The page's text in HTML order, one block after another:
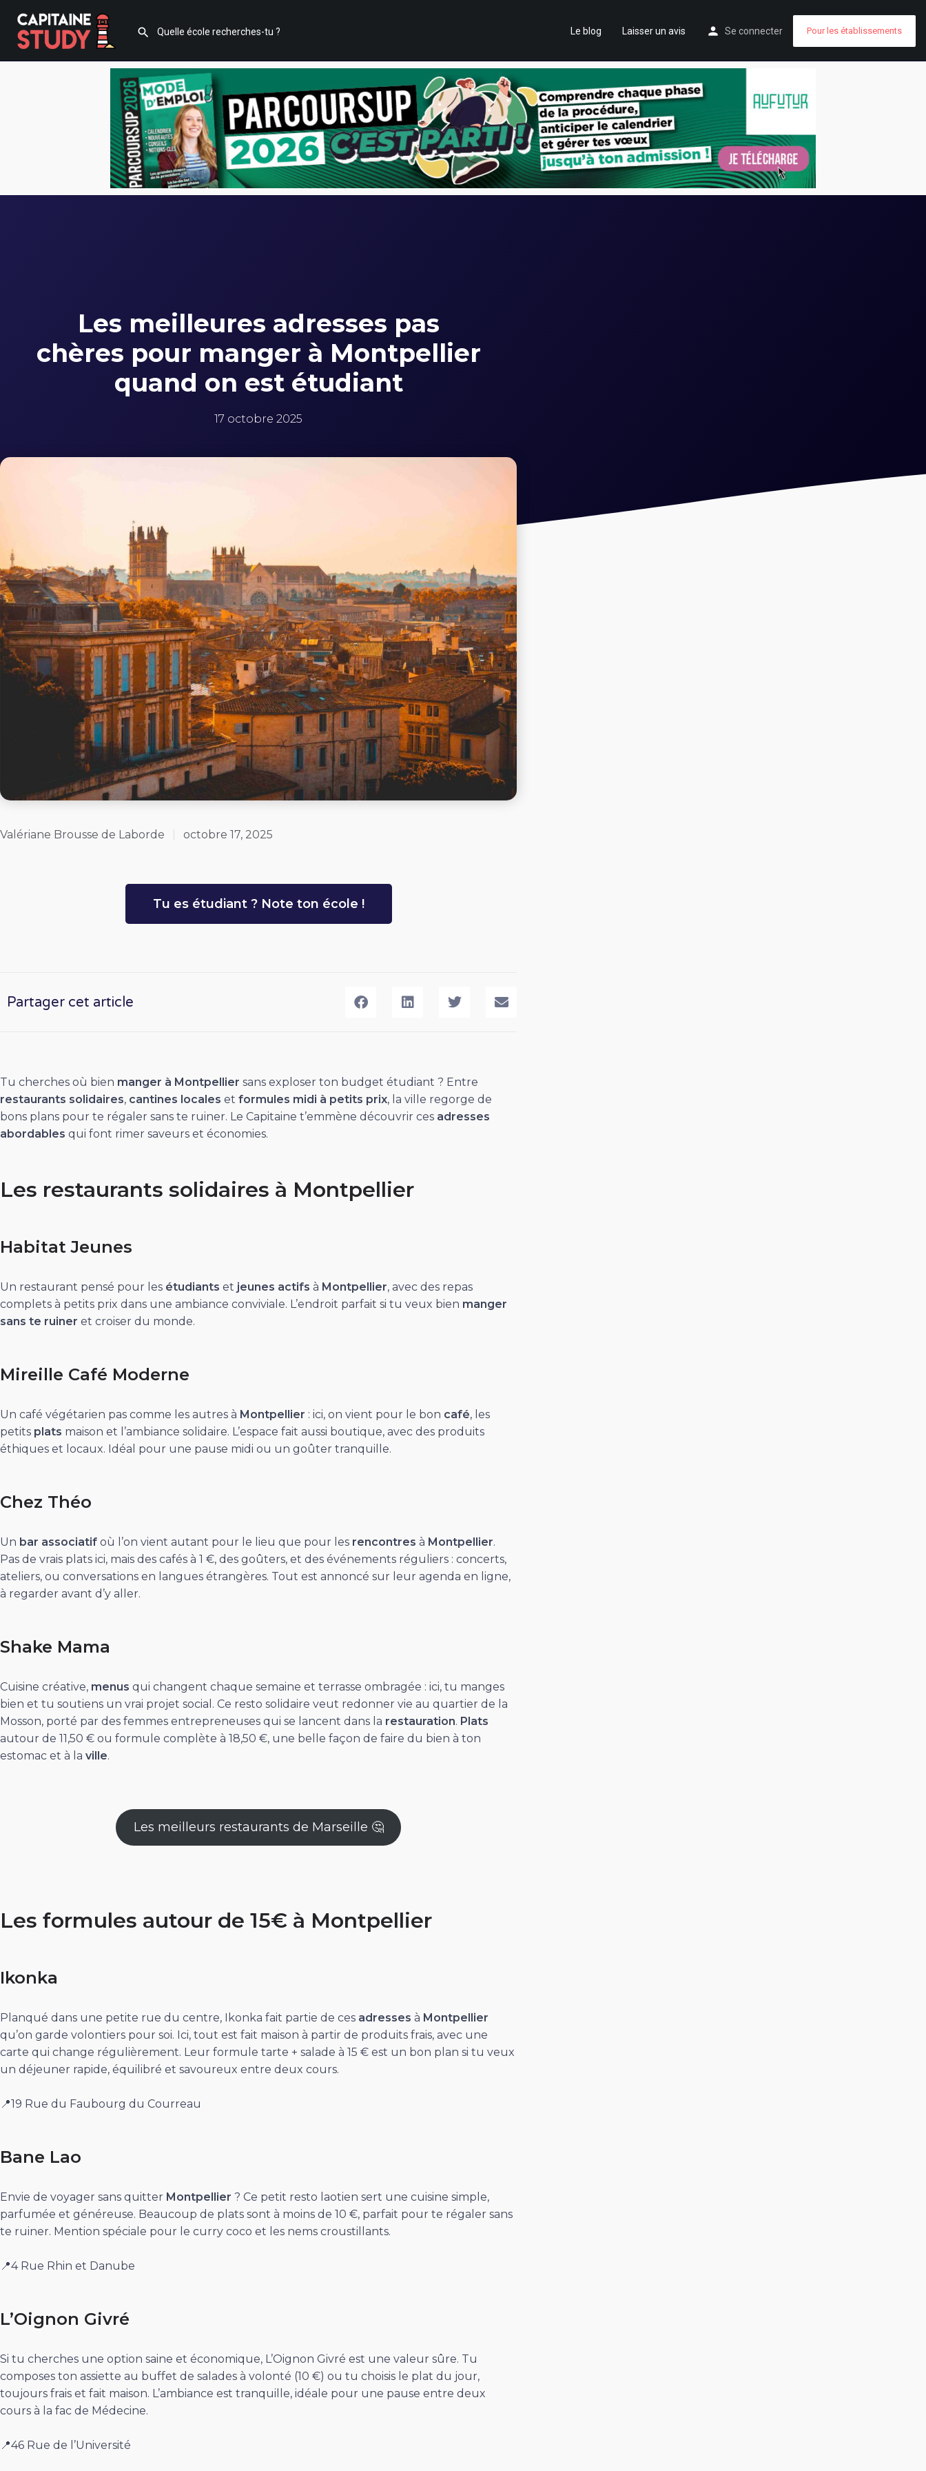
Le blog Laisser un avis Se connecter Pour les établissements
Les meilleures adresses pas
chères pour manger à Montpellier
quand on est étudiant
17 octobre 2025
Valériane Brousse de Laborde octobre 17, 2025
Tu es étudiant ? Note ton école !
Partager cet article
Tu cherches où bien manger à Montpellier sans exploser ton budget étudiant ? Entre
restaurants solidaires, cantines locales et formules midi à petits prix, la ville regorge de
bons plans pour te régaler sans te ruiner. Le Capitaine t’emmène découvrir ces adresses
abordables qui font rimer saveurs et économies.
Les restaurants solidaires à Montpellier
Habitat Jeunes
Un restaurant pensé pour les étudiants et jeunes actifs à Montpellier, avec des repas
complets à petits prix dans une ambiance conviviale. L’endroit parfait si tu veux bien manger
sans te ruiner et croiser du monde.
Mireille Café Moderne
Un café végétarien pas comme les autres à Montpellier : ici, on vient pour le bon café, les
petits plats maison et l’ambiance solidaire. L’espace fait aussi boutique, avec des produits
éthiques et locaux. Idéal pour une pause midi ou un goûter tranquille.
Chez Théo
Un bar associatif où l’on vient autant pour le lieu que pour les rencontres à Montpellier.
Pas de vrais plats ici, mais des cafés à 1 €, des goûters, et des événements réguliers : concerts,
ateliers, ou conversations en langues étrangères. Tout est annoncé sur leur agenda en ligne,
à regarder avant d’y aller.
Shake Mama
Cuisine créative, menus qui changent chaque semaine et terrasse ombragée : ici, tu manges
bien et tu soutiens un vrai projet social. Ce resto solidaire veut redonner vie au quartier de la
Mosson, porté par des femmes entrepreneuses qui se lancent dans la restauration. Plats
autour de 11,50 € ou formule complète à 18,50 €, une belle façon de faire du bien à ton
estomac et à la ville.
Les meilleurs restaurants de Marseille 🤔
Les formules autour de 15€ à Montpellier
Ikonka
Planqué dans une petite rue du centre, Ikonka fait partie de ces adresses à Montpellier
qu’on garde volontiers pour soi. Ici, tout est fait maison à partir de produits frais, avec une
carte qui change régulièrement. Leur formule tarte + salade à 15 € est un bon plan si tu veux
un déjeuner rapide, équilibré et savoureux entre deux cours.
📍19 Rue du Faubourg du Courreau
Bane Lao
Envie de voyager sans quitter Montpellier ? Ce petit resto laotien sert une cuisine simple,
parfumée et généreuse. Beaucoup de plats sont à moins de 10 €, parfait pour te régaler sans
te ruiner. Mention spéciale pour le curry coco et les nems croustillants.
📍4 Rue Rhin et Danube
L’Oignon Givré
Si tu cherches une option saine et économique, L’Oignon Givré est une valeur sûre. Tu
composes ton assiette au buffet de salades à volonté (10 €) ou tu choisis le plat du jour,
toujours frais et fait maison. L’ambiance est tranquille, idéale pour une pause entre deux
cours à la fac de Médecine.
📍46 Rue de l’Université